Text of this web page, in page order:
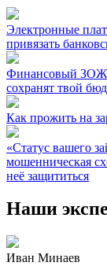
Электронные
привязать
Финансовый ЗОЖ:
сохранят твой
Как прожить на
«Статус вашего
мошенническая
неё защититься
Наши
Иван Минаев